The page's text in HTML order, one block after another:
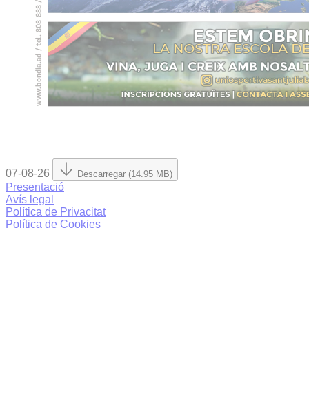
07-08-26 Descarregar (14.95 MB)
Presentació
Avís legal
Política de Privacitat
Política de Cookies